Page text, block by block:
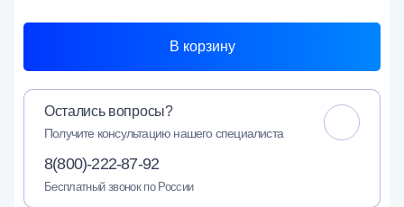
В корзину
Остались вопросы?
Получите консультацию нашего специалиста
8(800)-222-87-92
Бесплатный звонок по России